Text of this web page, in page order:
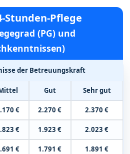
Stunden-Pflege
(PG) und
der Betreuungskraft
Gut Sehr gut
€ 2.270 € 2.370 €
€ 1.923 € 2.023 €
€ 1.791 € 1.891 €